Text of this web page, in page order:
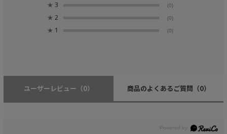
★ 3 (0)
★ 2 (0)
★ 1 (0)
ユーザーレビュー （0） 商品のよくあるご質問 （0）